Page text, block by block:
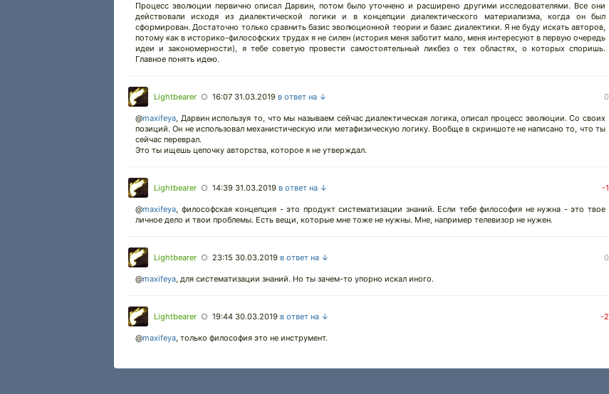
Процесс эволюции первично описал Дарвин, потом было уточнено и расширено другими исследователями. Все они
действовали исходя из диалектической логики и в концепции диалектического материализма, когда он был
сформирован. Достаточно только сравнить базис эволюционной теории и базис диалектики. Я не буду искать авторов,
потому как в историко-философских трудах я не силен (история меня заботит мало, меня интересуют в первую очередь
идеи и закономерности), я тебе советую провести самостоятельный ликбез о тех областях, о которых споришь.
Главное понять идею.
Lightbearer ○ 16:07 31.03.2019 в ответ на ↓ 0
@maxifeya, Дарвин используя то, что мы называем сейчас диалектическая логика, описал процесс эволюции. Со своих
позиций. Он не использовал механистическую или метафизическую логику. Вообще в скриншоте не написано то, что ты
сейчас переврал.
Это ты ищешь цепочку авторства, которое я не утверждал.
Lightbearer ○ 14:39 31.03.2019 в ответ на ↓ -1
@maxifeya, философская концепция - это продукт систематизации знаний. Если тебе философия не нужна - это твое
личное дело и твои проблемы. Есть вещи, которые мне тоже не нужны. Мне, например телевизор не нужен.
Lightbearer ○ 23:15 30.03.2019 в ответ на ↓ 0
@maxifeya, для систематизации знаний. Но ты зачем-то упорно искал иного.
Lightbearer ○ 19:44 30.03.2019 в ответ на ↓ -2
@maxifeya, только философия это не инструмент.